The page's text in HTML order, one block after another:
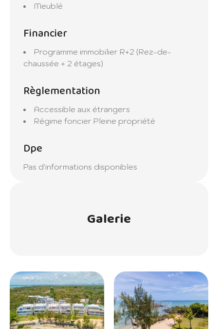
Meublé
Financier
Programme immobilier R+2 (Rez-de-
chaussée + 2 étages)
Règlementation
Accessible aux étrangers
Régime foncier Pleine propriété
Dpe
Pas d'informations disponibles
Galerie